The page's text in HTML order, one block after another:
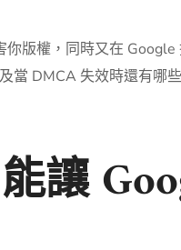
版權，同時又在 Google
當 DMCA 失效時還有哪
讓